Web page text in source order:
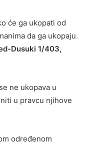
će ga ukopati od
da ga ukopaju.
Dusuki 1/403,
ne ukopava u
u pravcu njihove
određenom